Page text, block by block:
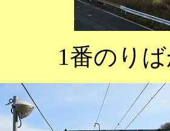
1番のり